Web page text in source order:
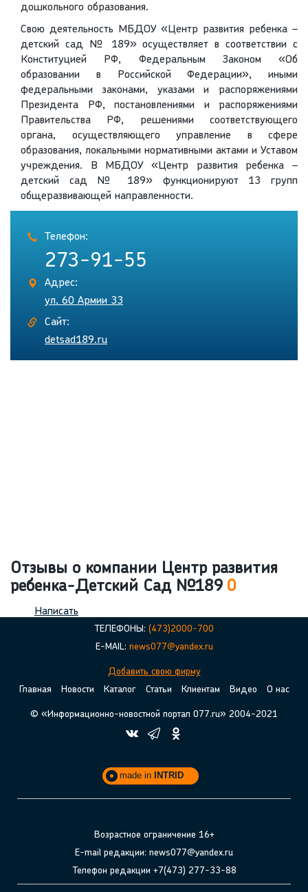
дошкольного образования.
Свою деятельность МБДОУ «Центр развития ребенка –
детский сад № 189» осуществляет в соответствии с
Конституцией РФ, Федеральным Законом «Об
образовании в Российской Федерации», иными
федеральными законами, указами и распоряжениями
Президента РФ, постановлениями и распоряжениями
Правительства РФ, решениями соответствующего
органа, осуществляющего управление в сфере
образования, локальными нормативными актами и Уставом
учреждения. В МБДОУ «Центр развития ребенка –
детский сад № 189» функционируют 13 групп
общеразвивающей направленности.
Телефон:
273-91-55
Адрес:
ул. 60 Армии 33
Сайт:
detsad189.ru
Отзывы о компании Центр развития
ребенка-Детский Сад №189 0
Написать
ТЕЛЕФОНЫ: (473)2000-700
E-MAIL: news077@yandex.ru
Добавить свою фирму
Главная
Новости Каталог Статьи Клиентам Видео О нас
© «Информационно-новостной портал 077.ru» 2004-2021
made in INTRID
Возрастное ограничение 16+
E-mail редакции: news077@yandex.ru
Телефон редакции +7(473) 277-33-88